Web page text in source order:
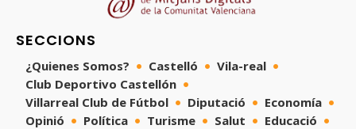
SECCIONS
¿Quienes Somos? Castelló
Vila-real
Club Deportivo Castellón
Villarreal Club de Fútbol
Diputació
Economía
Opinió
Política Turisme Salut
Educació